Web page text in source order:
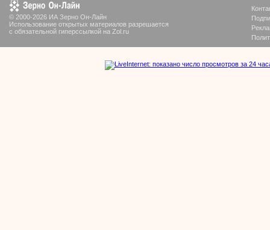
© 2000-2026 ИА Зерно Он-Лайн
Использование открытых материалов разрешается
с обязательной гиперссылкой на Zol.ru